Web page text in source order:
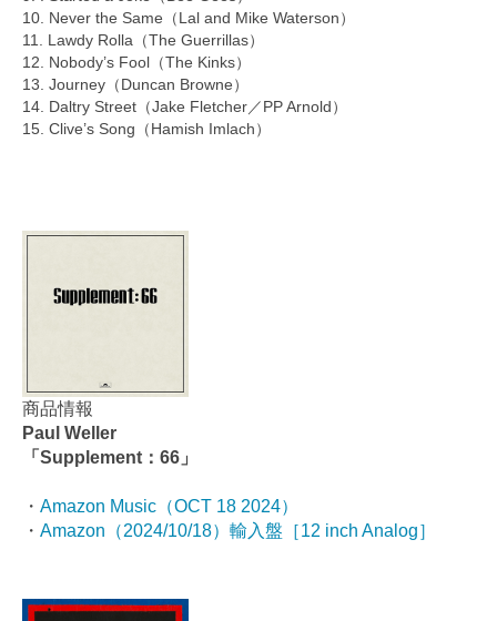
10. Never the Same（Lal and Mike Waterson）
11. Lawdy Rolla（The Guerrillas）
12. Nobody’s Fool（The Kinks）
13. Journey（Duncan Browne）
14. Daltry Street（Jake Fletcher／PP Arnold）
15. Clive’s Song（Hamish Imlach）
商品情報
Paul Weller
「Supplement：66」
・ Amazon Music（OCT 18 2024）
・ Amazon（2024/10/18）輸入盤［12 inch Analog］